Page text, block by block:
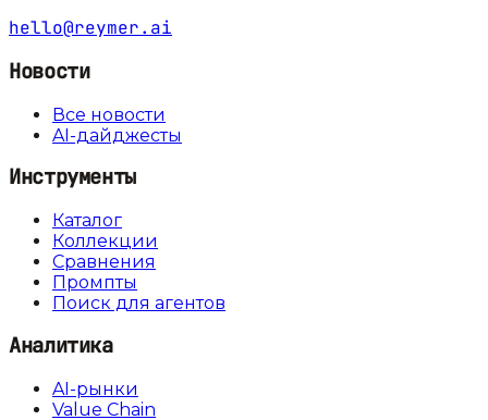
hello@reymer.ai
Новости
Все новости
AI-дайджесты
Инструменты
Каталог
Коллекции
Сравнения
Промпты
Поиск для агентов
Аналитика
AI-рынки
Value Chain